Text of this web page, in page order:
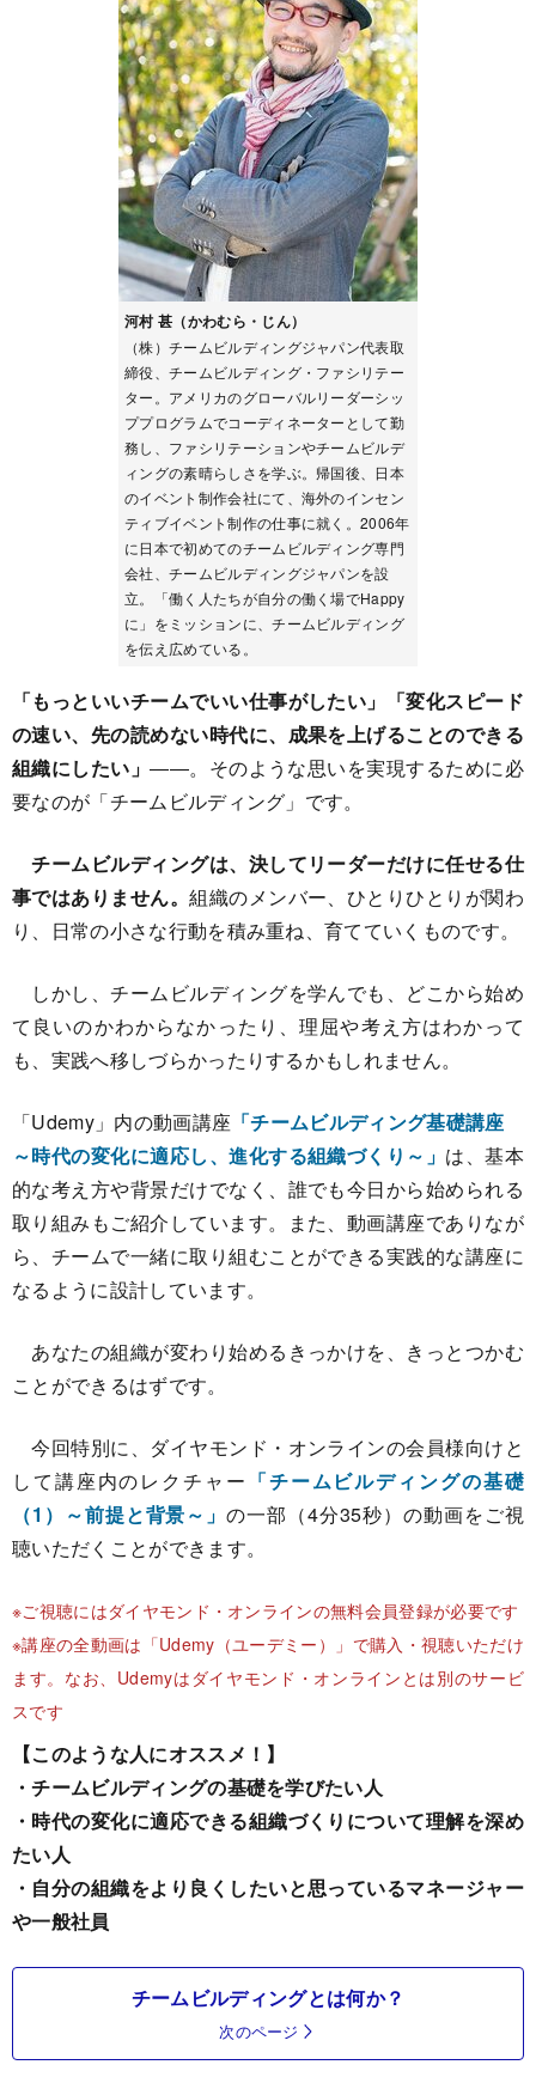
河村 甚（かわむら・じん）
（株）チームビルディングジャパン代表取
締役、チームビルディング・ファシリテー
ター。アメリカのグローバルリーダーシッ
ププログラムでコーディネーターとして勤
務し、ファシリテーションやチームビルデ
ィングの素晴らしさを学ぶ。帰国後、日本
のイベント制作会社にて、海外のインセン
ティブイベント制作の仕事に就く。2006年
に日本で初めてのチームビルディング専門
会社、チームビルディングジャパンを設
立。「働く人たちが自分の働く場でHappy
に」をミッションに、チームビルディング
を伝え広めている。
「もっといいチームでいい仕事がしたい」「変化スピード
の速い、先の読めない時代に、成果を上げることのできる
組織にしたい」――。そのような思いを実現するために必
要なのが「チームビルディング」です。
チームビルディングは、決してリーダーだけに任せる仕
事ではありません。組織のメンバー、ひとりひとりが関わ
り、日常の小さな行動を積み重ね、育てていくものです。
しかし、チームビルディングを学んでも、どこから始め
て良いのかわからなかったり、理屈や考え方はわかって
も、実践へ移しづらかったりするかもしれません。
「Udemy」内の動画講座 「チームビルディング基礎講座
～時代の変化に適応し、進化する組織づくり～」 は、基本
的な考え方や背景だけでなく、誰でも今日から始められる
取り組みもご紹介しています。また、動画講座でありなが
ら、チームで一緒に取り組むことができる実践的な講座に
なるように設計しています。
あなたの組織が変わり始めるきっかけを、きっとつかむ
ことができるはずです。
今回特別に、ダイヤモンド・オンラインの会員様向けと
して講座内のレクチャー 「チームビルディングの基礎
（1）～前提と背景～」の一部（4分35秒）の動画をご視
聴いただくことができます。
※ご視聴にはダイヤモンド・オンラインの無料会員登録が必要です
※講座の全動画は「Udemy（ユーデミー）」で購入・視聴いただけ
ます。なお、Udemyはダイヤモンド・オンラインとは別のサービ
スです
【このような人にオススメ！】
・チームビルディングの基礎を学びたい人
・時代の変化に適応できる組織づくりについて理解を深め
たい人
・自分の組織をより良くしたいと思っているマネージャー
や一般社員
チームビルディングとは何か？
次のページ